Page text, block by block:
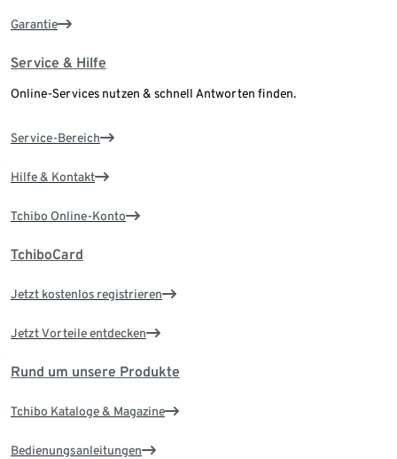
Garantie
Service & Hilfe
Online-Services nutzen & schnell Antworten finden.
Service-Bereich
Hilfe & Kontakt
Tchibo Online-Konto
TchiboCard
Jetzt kostenlos registrieren
Jetzt Vorteile entdecken
Rund um unsere Produkte
Tchibo Kataloge & Magazine
Bedienungsanleitungen